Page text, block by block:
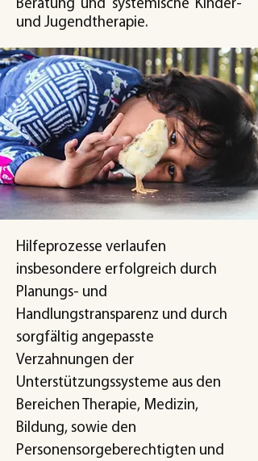
Beratung und systemische Kinder-
und Jugendtherapie.
Hilfeprozesse verlaufen
insbesondere erfolgreich durch
Planungs- und
Handlungstransparenz und durch
sorgfältig angepasste
Verzahnungen der
Unterstützungssysteme aus den
Bereichen Therapie, Medizin,
Bildung, sowie den
Personensorgeberechtigten und